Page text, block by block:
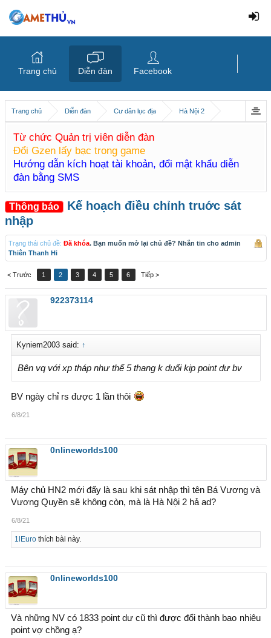
Trang chủ Diễn đàn Cư dân lục địa Hà Nội 2
Từ chức Quản trị viên diễn đàn
Đổi Gzen lấy bạc trong game
Hướng dẫn kích hoạt tài khoản, đổi mật khẩu diễn
đàn bằng SMS
Thông báo Kế hoạch điều chỉnh truớc sát
nhập
Trạng thái chủ đề: Đã khóa. Bạn muốn mở lại chủ đề? Nhắn tin cho admin
Thiên Thanh Hi
< Trước 1 2 3 4 5 6 Tiếp >
922373114
Kyniem2003 said: ↑
Bên vq với xp tháp như thế 5 thang k duổi kịp point dư bv
BV ngày chỉ rs được 1 lần thôi
6/8/21
0nlineworlds100
Máy chủ HN2 mới đấy là sau khi sát nhập thì tên Bá Vương và
Vương Quyền sẽ không còn, mà là Hà Nội 2 hả ad?
6/8/21
1lEurothích bài này.
0nlineworlds100
Và những NV có 1833 point dư cũ thì được đổi thành bao nhiêu
point vợ chồng ạ?
Trang chủ Diễn đàn Facebook